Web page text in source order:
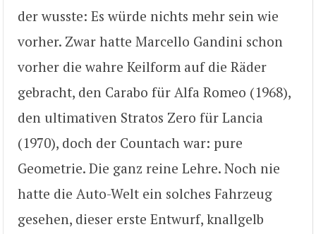
der wusste: Es würde nichts mehr sein wie
vorher. Zwar hatte Marcello Gandini schon
vorher die wahre Keilform auf die Räder
gebracht, den Carabo für Alfa Romeo (1968),
den ultimativen Stratos Zero für Lancia
(1970), doch der Countach war: pure
Geometrie. Die ganz reine Lehre. Noch nie
hatte die Auto-Welt ein solches Fahrzeug
gesehen, dieser erste Entwurf, knallgelb